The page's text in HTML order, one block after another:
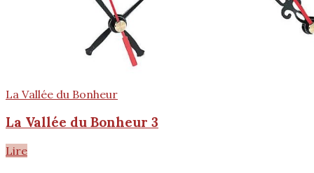
La Vallée du Bonheur
La Vallée du Bonheur 3
Lire